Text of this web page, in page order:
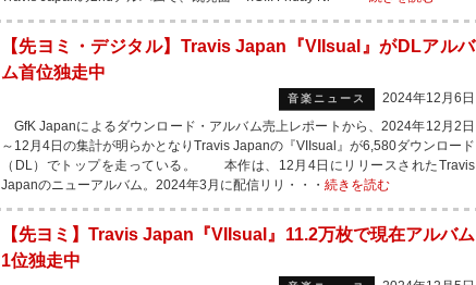
【先ヨミ・デジタル】Travis Japan『VIIsual』がDLアルバ
ム首位独走中
音楽ニュース
2024年12月6日
GfK Japanによるダウンロード・アルバム売上レポートから、2024年12月2日
～12月4日の集計が明らかとなりTravis Japanの『VIIsual』が6,580ダウンロード
（DL）でトップを走っている。 本作は、12月4日にリリースされたTravis
Japanのニューアルバム。2024年3月に配信リリ・・・ 続きを読む
【先ヨミ】Travis Japan『VIIsual』11.2万枚で現在アルバム
1位独走中